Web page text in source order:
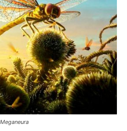
Meganeura